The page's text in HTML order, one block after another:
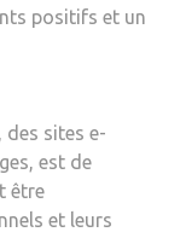
positifs et un
des sites e-
est de
être
et leurs